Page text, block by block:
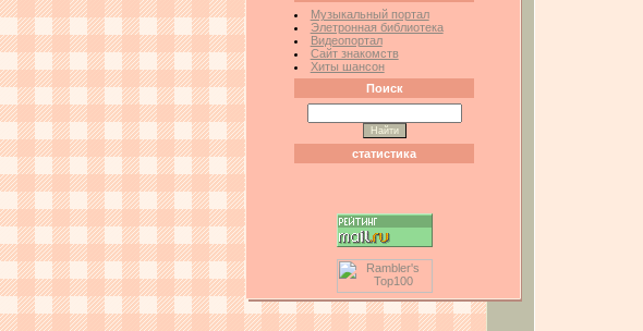
Музыкальный портал
Элетронная библиотека
Видеопортал
Сайт знакомств
Хиты шансон
Поиск
статистика